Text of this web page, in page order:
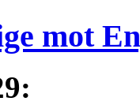
mot
: